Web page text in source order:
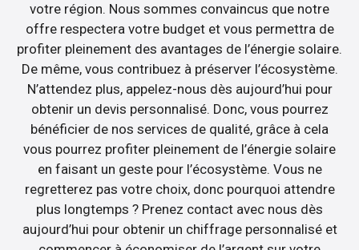
votre région. Nous sommes convaincus que notre
offre respectera votre budget et vous permettra de
profiter pleinement des avantages de l’énergie solaire.
De même, vous contribuez à préserver l’écosystème.
N’attendez plus, appelez-nous dès aujourd’hui pour
obtenir un devis personnalisé. Donc, vous pourrez
bénéficier de nos services de qualité, grâce à cela
vous pourrez profiter pleinement de l’énergie solaire
en faisant un geste pour l’écosystème. Vous ne
regretterez pas votre choix, donc pourquoi attendre
plus longtemps ? Prenez contact avec nous dès
aujourd’hui pour obtenir un chiffrage personnalisé et